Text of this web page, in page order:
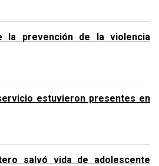
la prevención de la violencia
estuvieron presentes en
salvó vida de adolescente